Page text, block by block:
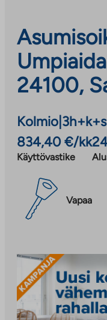
24100,
Kolmio 3h+k+s|
834,40 €/kk
Käyttövastike
Vapaa